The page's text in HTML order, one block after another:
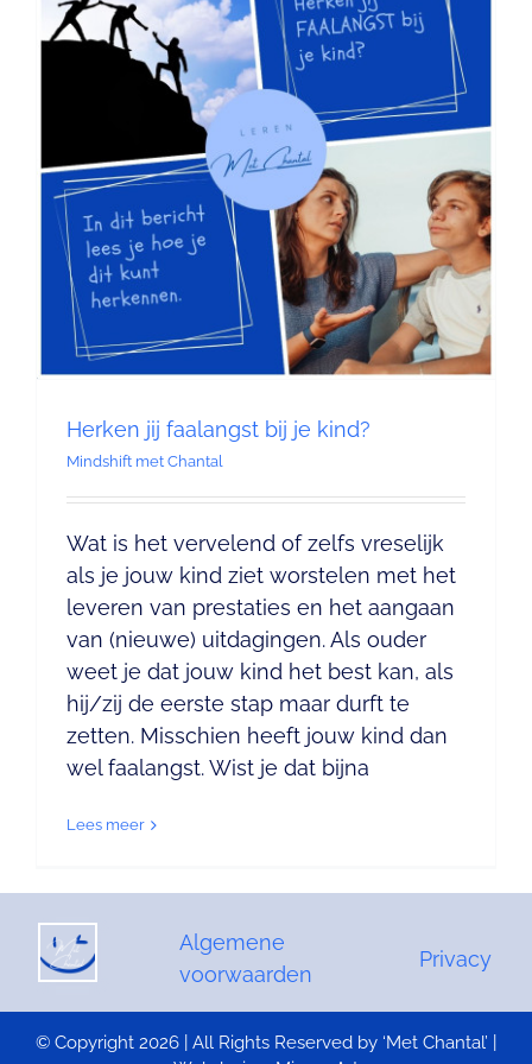
Contact
Herken jij faalangst bij je kind?
Mindshift met Chantal
Wat is het vervelend of zelfs vreselijk
als je jouw kind ziet worstelen met het
leveren van prestaties en het aangaan
van (nieuwe) uitdagingen. Als ouder
weet je dat jouw kind het best kan, als
hij/zij de eerste stap maar durft te
zetten. Misschien heeft jouw kind dan
wel faalangst. Wist je dat bijna
Lees meer
Algemene
voorwaarden
Privacy
© Copyright 2026 | All Rights Reserved by ‘Met Chantal’ |